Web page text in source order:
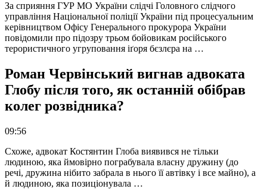
За сприяння ГУР МО України слідчі Головного слідчого
управління Національної поліції України під процесуальним
керівництвом Офісу Генерального прокурора України
повідомили про підозру трьом бойовикам російського
терористичного угруповання іґоря бєзлєра на …
Роман Червінський вигнав адвоката
Глобу після того, як останній обібрав
колег розвідника?
09:56
Схоже, адвокат Костянтин Глоба виявився не тільки
людиною, яка ймовірно пограбувала власну дружину (до
речі, дружина нібито забрала в нього її автівку і все майно), а
й людиною, яка позиціонувала …